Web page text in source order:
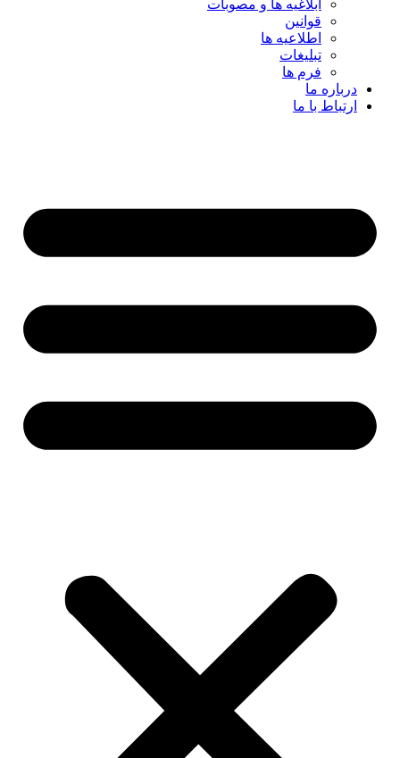
ابلاغیه ها و مصوبات
قوانین
اطلاعیه ها
تبلیغات
فرم ها
درباره ما
ارتباط با ما